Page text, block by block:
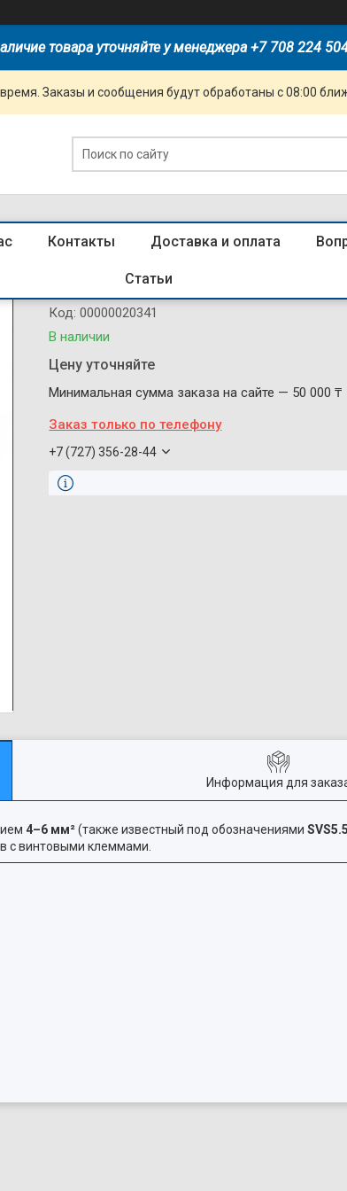
товара уточняйте у менеджера +7 708 224
Заказы и сообщения будут обработаны с 08:00
Контакты Доставка и оплата
Статьи
Наконечник вилочный изолир.
В наличии
Код:00000020341
Цену уточняйте
Минимальная сумма заказа на сайте — 50 000 ₸
Заказ только по телефону
+7 (727) 356-28-44
Информация для
4–6 мм²(также известный под обозначениями
с винтовыми клеммами.